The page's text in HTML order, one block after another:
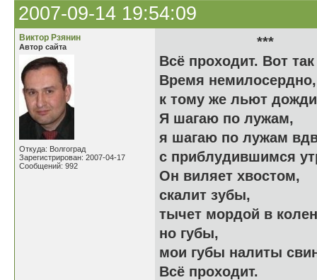
2007-09-14 19:54:09
Виктор Рзянин
Автор сайта
Откуда: Волгоград
Зарегистрирован: 2007-04-17
Сообщений: 992
Всё проходит. Вот
Время немилосердно,
к тому же льют
Я шагаю по лужам,
я шагаю по лужам
с приблудившимся
Он виляет хвостом,
скалит зубы,
тычет мордой в
но губы,
мои губы налиты
Всё проходит.